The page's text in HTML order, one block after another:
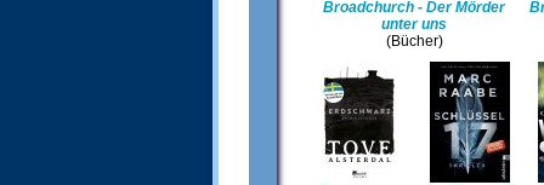
Broadchurch - Der Mörder
unter uns
(Bücher)